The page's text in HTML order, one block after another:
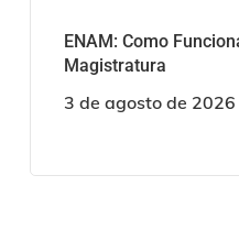
ENAM: Como
Magistratura
3 de agosto de 2026